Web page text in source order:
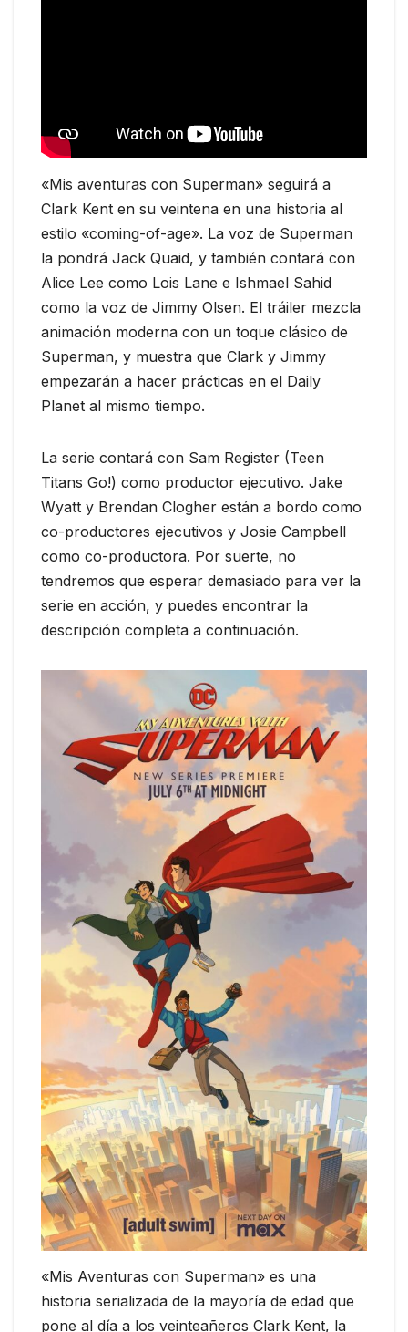
«Mis aventuras con Superman» seguirá a
Clark Kent en su veintena en una historia al
estilo «coming-of-age». La voz de Superman
la pondrá Jack Quaid, y también contará con
Alice Lee como Lois Lane e Ishmael Sahid
como la voz de Jimmy Olsen. El tráiler mezcla
animación moderna con un toque clásico de
Superman, y muestra que Clark y Jimmy
empezarán a hacer prácticas en el Daily
Planet al mismo tiempo.
La serie contará con Sam Register (Teen
Titans Go!) como productor ejecutivo. Jake
Wyatt y Brendan Clogher están a bordo como
co-productores ejecutivos y Josie Campbell
como co-productora. Por suerte, no
tendremos que esperar demasiado para ver la
serie en acción, y puedes encontrar la
descripción completa a continuación.
«Mis Aventuras con Superman» es una
historia serializada de la mayoría de edad que
pone al día a los veinteañeros Clark Kent, la